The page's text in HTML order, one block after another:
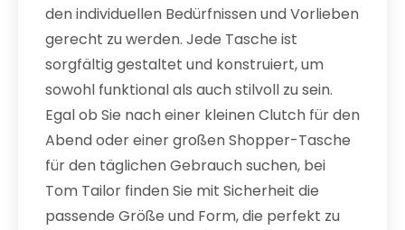
den individuellen Bedürfnissen und Vorlieben
gerecht zu werden. Jede Tasche ist
sorgfältig gestaltet und konstruiert, um
sowohl funktional als auch stilvoll zu sein.
Egal ob Sie nach einer kleinen Clutch für den
Abend oder einer großen Shopper-Tasche
für den täglichen Gebrauch suchen, bei
Tom Tailor finden Sie mit Sicherheit die
passende Größe und Form, die perfekt zu